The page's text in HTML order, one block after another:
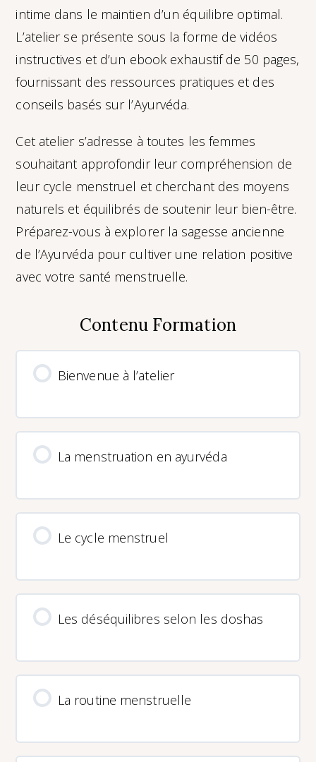
intime dans le maintien d’un équilibre optimal.
L’atelier se présente sous la forme de vidéos
instructives et d’un ebook exhaustif de 50 pages,
fournissant des ressources pratiques et des
conseils basés sur l’Ayurvéda.
Cet atelier s’adresse à toutes les femmes
souhaitant approfondir leur compréhension de
leur cycle menstruel et cherchant des moyens
naturels et équilibrés de soutenir leur bien-être.
Préparez-vous à explorer la sagesse ancienne
de l’Ayurvéda pour cultiver une relation positive
avec votre santé menstruelle.
Contenu Formation
Bienvenue à l’atelier
La menstruation en ayurvéda
Le cycle menstruel
Les déséquilibres selon les doshas
La routine menstruelle